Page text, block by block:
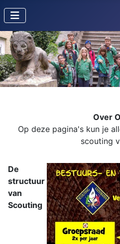
Over
Op deze pagina's kun je
scouting
De
structuur
van
Scouting